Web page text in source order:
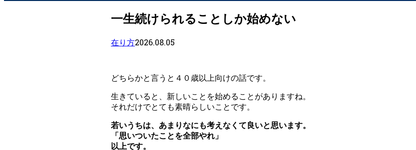
一生続けられることしか始めない
在り方2026.08.05
どちらかと言うと４０歳以上向けの話です。
生きていると、新しいことを始めることがありますね。
それだけでとても素晴らしいことです。
若いうちは、あまりなにも考えなくて良いと思います。
「思いついたことを全部やれ」
以上です。